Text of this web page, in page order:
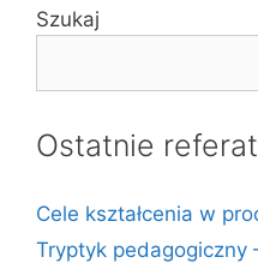
Szukaj
Ostatnie
Cele kształcenia w
Tryptyk pedagogiczny